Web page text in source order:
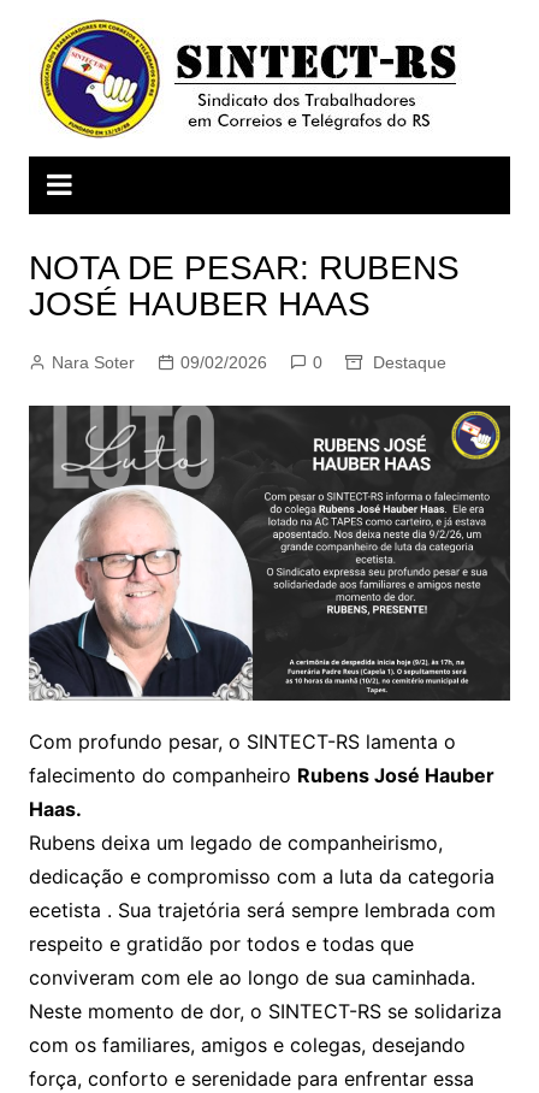
conteúdo
NOTA DE PESAR: RUBENS
JOSÉ HAUBER HAAS
Nara Soter 09/02/2026 0 Destaque
Com profundo pesar, o SINTECT-RS lamenta o
falecimento do companheiro Rubens José Hauber
Haas.
Rubens deixa um legado de companheirismo,
dedicação e compromisso com a luta da categoria
ecetista . Sua trajetória será sempre lembrada com
respeito e gratidão por todos e todas que
conviveram com ele ao longo de sua caminhada.
Neste momento de dor, o SINTECT-RS se solidariza
com os familiares, amigos e colegas, desejando
força, conforto e serenidade para enfrentar essa